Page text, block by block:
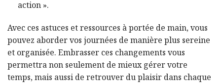
action ».
Avec ces astuces et ressources à portée de main, vous
pouvez aborder vos journées de manière plus sereine
et organisée. Embrasser ces changements vous
permettra non seulement de mieux gérer votre
temps, mais aussi de retrouver du plaisir dans chaque